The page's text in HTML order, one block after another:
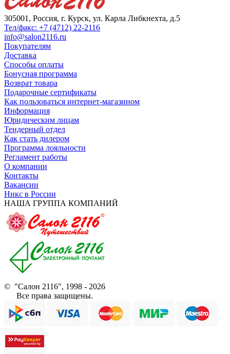
305001, Россия, г. Курск, ул. Карла Либкнехта, д.5
Тел/факс: +7 (4712) 22-2116
info@salon2116.ru
Покупателям
Доставка
Способы оплаты
Бонусная программа
Возврат товара
Подарочные сертификаты
Как пользоваться интернет-магазином
Информация
Юридическим лицам
Тендерный отдел
Как стать дилером
Программа лояльности
Регламент работы
О компании
Контакты
Вакансии
Никс в России
НАША ГРУППА КОМПАНИЙ
© "Салон 2116", 1998 - 2026
Все права защищены.